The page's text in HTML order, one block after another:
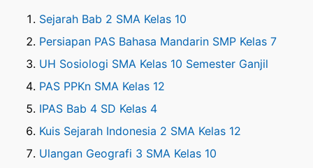
Sejarah Bab 2 SMA Kelas 10
Persiapan PAS Bahasa Mandarin SMP Kelas 7
UH Sosiologi SMA Kelas 10 Semester Ganjil
PAS PPKn SMA Kelas 12
IPAS Bab 4 SD Kelas 4
Kuis Sejarah Indonesia 2 SMA Kelas 12
Ulangan Geografi 3 SMA Kelas 10